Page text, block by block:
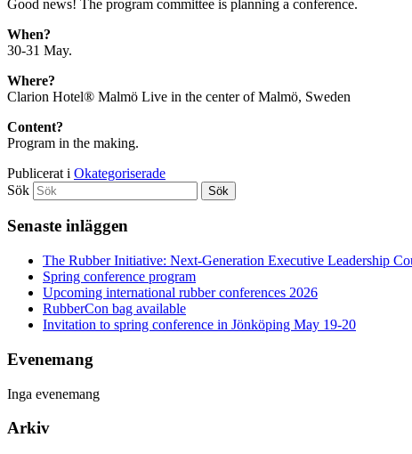
Good news! The program committee is planning a conference.
When?
30-31 May.
Where?
Clarion Hotel® Malmö Live in the center of Malmö, Sweden
Content?
Program in the making.
Publicerat i Okategoriserade
Sök
Senaste inläggen
The Rubber Initiative: Next-Generation Executive Leadership
Spring conference program
Upcoming international rubber conferences 2026
RubberCon bag available
Invitation to spring conference in Jönköping May 19-20
Evenemang
Inga evenemang
Arkiv